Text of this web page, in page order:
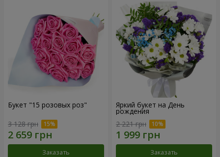
Букет "15 розовых роз"
3 128 грн
Заказать
Яркий букет на День
рождения
2 221 грн
Заказать